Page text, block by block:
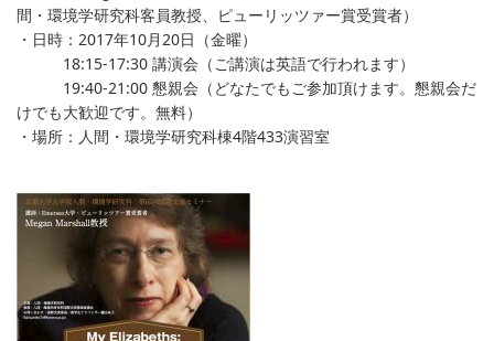
間・環境学研究科客員教授、ピューリッツァー賞受賞者）
・日時：2017年10月20日（金曜）
18:15-17:30 講演会（ご講演は英語で行われます）
19:40-21:00 懇親会（どなたでもご参加頂けます。懇親会だ
けでも大歓迎です。無料）
・場所：人間・環境学研究科棟4階433演習室